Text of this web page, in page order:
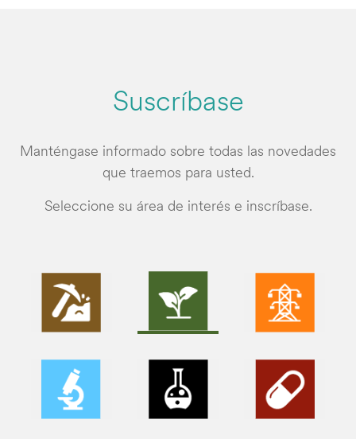
Suscríbase
Manténgase informado sobre todas las novedades
que traemos para usted.
Seleccione su área de interés e inscríbase.